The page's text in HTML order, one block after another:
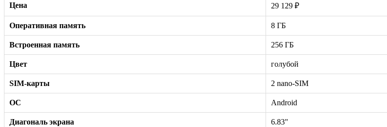
Цена 29 129 ₽
Оперативная память 8 ГБ
Встроенная память 256 ГБ
Цвет голубой
SIM-карты 2 nano-SIM
ОС Android
Диагональ экрана 6.83"